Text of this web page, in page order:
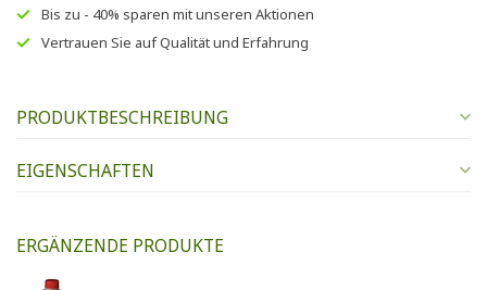
Bis zu - 40% sparen mit unseren Aktionen
Vertrauen Sie aufQualität und Erfahrung
PRODUKTBESCHREIBUNG
EIGENSCHAFTEN
ERGÄNZENDE PRODUKTE